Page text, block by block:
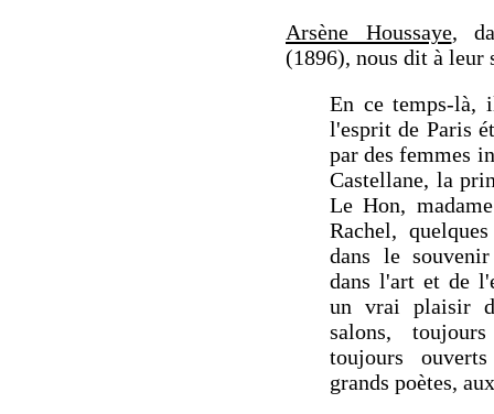
Arsène Houssaye,
(1896), nous dit à leur
En ce temps-là,
l'esprit de Paris
par des femmes
Castellane, la
Le Hon,
Rachel,
dans le
dans l'art et de
un vrai plaisir
salons,
toujours
grands poètes,